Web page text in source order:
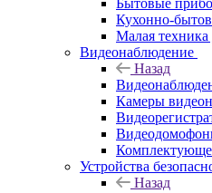
Бытовые
Кухонно-
Малая техника
Видеонаблюдение
Назад
Камеры
Устройства
Назад